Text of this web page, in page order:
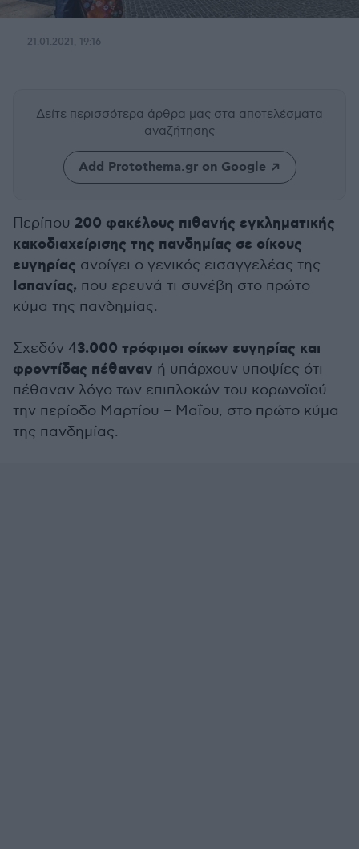
21.01.2021, 19:16
Δείτε περισσότερα άρθρα μας στα αποτελέσματα
αναζήτησης
Add Protothema.gr on Google
Περίπου 200 φακέλους πιθανής εγκληματικής
κακοδιαχείρισης της πανδημίας σε οίκους
ευγηρίας ανοίγει ο γενικός εισαγγελέας της
Ισπανίας, που ερευνά τι συνέβη στο πρώτο
κύμα της πανδημίας.
Σχεδόν 43.000 τρόφιμοι οίκων ευγηρίας και
φροντίδας πέθαναν ή υπάρχουν υποψίες ότι
πέθαναν λόγο των επιπλοκών του κορωνοϊού
την περίοδο Μαρτίου – Μαΐου, στο πρώτο κύμα
της πανδημίας.